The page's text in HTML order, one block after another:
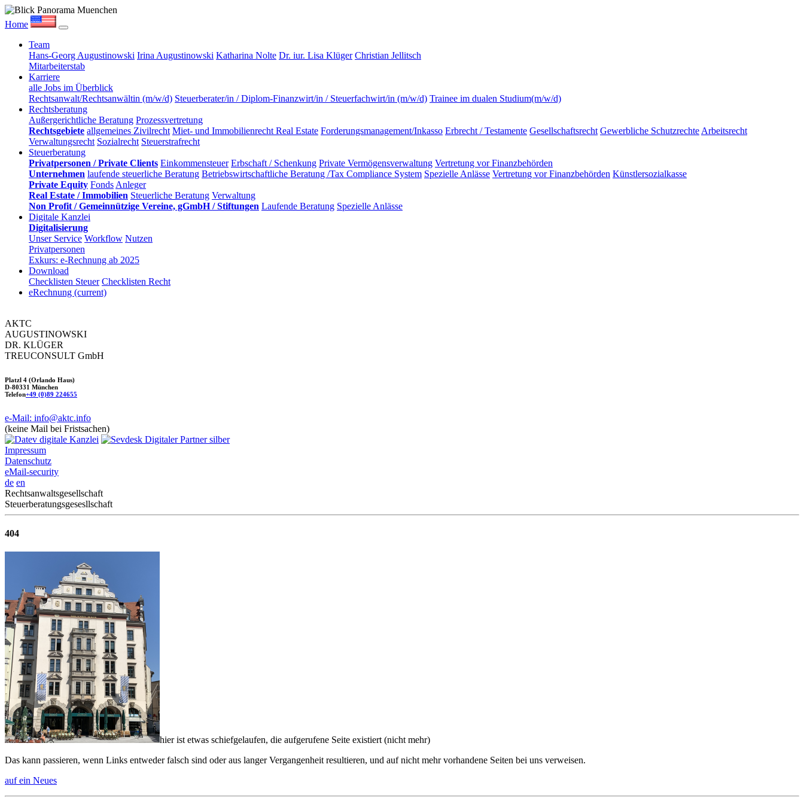
Home
Team
Hans-Georg Augustinowski Irina Augustinowski Katharina Nolte Dr. iur. Lisa Klüger Christian Jellitsch
Mitarbeiterstab
Karriere
alle Jobs im Überblick
Rechtsanwalt/Rechtsanwältin (m/w/d) Steuerberater/in / Diplom-Finanzwirt/in / Steuerfachwirt/in (m/w/d) Trainee im dualen Studium(m/w/d)
Rechtsberatung
Außergerichtliche Beratung Prozessvertretung
Rechtsgebiete allgemeines Zivilrecht Miet- und Immobilienrecht Real Estate Forderungsmanagement/Inkasso Erbrecht / Testamente Gesellschaftsrecht Gewerbliche Schutzrechte Arbeitsrecht
Verwaltungsrecht Sozialrecht Steuerstrafrecht
Steuerberatung
Privatpersonen / Private Clients Einkommensteuer Erbschaft / Schenkung Private Vermögensverwaltung Vertretung vor Finanzbehörden
Unternehmen laufende steuerliche Beratung Betriebswirtschaftliche Beratung /Tax Compliance System Spezielle Anlässe Vertretung vor Finanzbehörden Künstlersozialkasse
Private Equity Fonds Anleger
Real Estate / Immobilien Steuerliche Beratung Verwaltung
Non Profit / Gemeinnützige Vereine, gGmbH / Stiftungen Laufende Beratung Spezielle Anlässe
Digitale Kanzlei
Digitalisierung
Unser Service Workflow Nutzen
Privatpersonen
Exkurs: e-Rechnung ab 2025
Download
Checklisten Steuer Checklisten Recht
eRechnung (current)
AKTC
AUGUSTINOWSKI
DR. KLÜGER
TREUCONSULT GmbH
Platzl 4 (Orlando Haus)
D-80331 München
Telefon+49 (0)89 224655
e-Mail: info@aktc.info
(keine Mail bei Fristsachen)
Impressum
Datenschutz
eMail-security
de en
Rechtsanwaltsgesellschaft
Steuerberatungsgesesllschaft
404
hier ist etwas schiefgelaufen, die aufgerufene Seite existiert (nicht mehr)
Das kann passieren, wenn Links entweder falsch sind oder aus langer Vergangenheit resultieren, und auf nicht mehr vorhandene Seiten bei uns verweisen.
auf ein Neues